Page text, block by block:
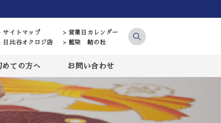
サイトマップ
> 営業日カレンダー
日比谷オクロジ店
> 藍染 結の杜
めての方へ お問い合わせ